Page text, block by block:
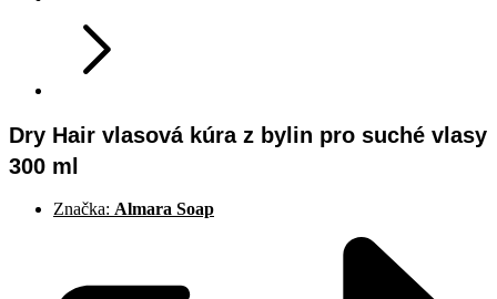
Dry Hair vlasová kúra z bylin pro suché vlasy
300 ml
Značka: Almara Soap